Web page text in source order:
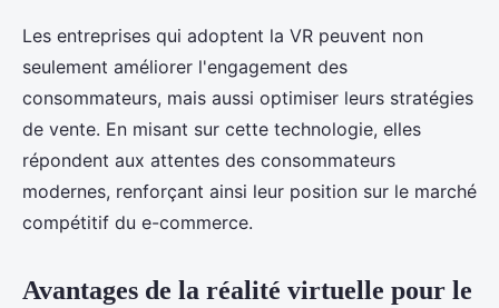
Les entreprises qui adoptent la VR peuvent non
seulement améliorer l'engagement des
consommateurs, mais aussi optimiser leurs stratégies
de vente. En misant sur cette technologie, elles
répondent aux attentes des consommateurs
modernes, renforçant ainsi leur position sur le marché
compétitif du e-commerce.
Avantages de la réalité virtuelle pour le